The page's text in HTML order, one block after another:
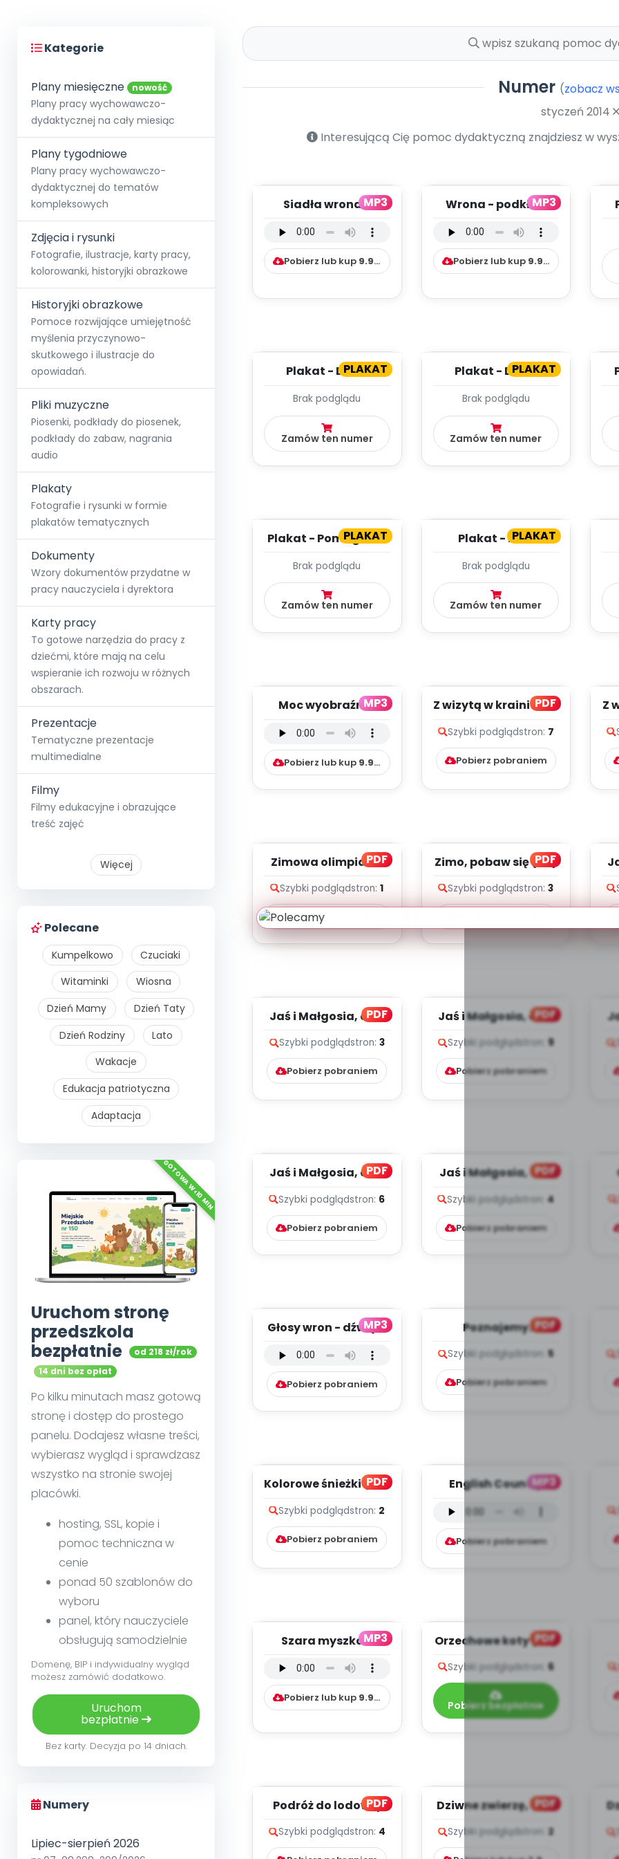
Kategorie
Plany miesięczne nowość
Plany pracy wychowawczo-
dydaktycznej na cały miesiąc
Plany tygodniowe
Plany pracy wychowawczo-
dydaktycznej do tematów
kompleksowych
Zdjęcia i rysunki
Fotografie, ilustracje, karty pracy,
kolorowanki, historyjki obrazkowe
Historyjki obrazkowe
Pomoce rozwijające umiejętność
myślenia przyczynowo-
skutkowego i ilustracje do
opowiadań.
Pliki muzyczne
Piosenki, podkłady do piosenek,
podkłady do zabaw, nagrania
audio
Plakaty
Fotografie i rysunki w formie
plakatów tematycznych
Dokumenty
Wzory dokumentów przydatne w
pracy nauczyciela i dyrektora
Karty pracy
To gotowe narzędzia do pracy z
dziećmi, które mają na celu
wspieranie ich rozwoju w różnych
obszarach.
Prezentacje
Tematyczne prezentacje
multimedialne
Filmy
Filmy edukacyjne i obrazujące
treść zajęć
Więcej
Polecane
Kumpelkowo
Czuciaki
Witaminki
Wiosna
Dzień Mamy
Dzień Taty
Dzień Rodziny
Lato
Wakacje
Edukacja patriotyczna
Adaptacja
Uruchom stronę
przedszkola
bezpłatnie
od 218 zł/rok
14 dni bez opłat
Po kilku minutach masz gotową
stronę i dostęp do prostego
panelu. Dodajesz własne treści,
wybierasz wygląd i sprawdzasz
wszystko na stronie swojej
placówki.
hosting, SSL, kopie i
pomoc techniczna w
cenie
ponad 50 szablonów do
wyboru
panel, który nauczyciele
obsługują samodzielnie
Domenę, BIP i indywidualny wygląd
możesz zamówić dodatkowo.
Uruchom
bezpłatnie
Bez karty. Decyzja po 14 dniach.
Numery
Lipiec-sierpień 2026
Numer (zobacz
styczeń 2014
Interesującą Cię pomoc dydaktyczną znajdziesz w
MP3
Siadła wrona -
Pobierz lub kup 9.99 zł
MP3
Wrona - podkład
Pobierz lub kup 9.99 zł
PLAKAT
Plakat - Dzień
Internetu
Brak podglądu
Zamów ten numer
PLAKAT
Plakat - Dzień
Brak podglądu
Zamów ten numer
PLAKAT
Plakat - Pomagamy
Brak podglądu
Zamów ten numer
PLAKAT
Plakat - Mali
Brak podglądu
Zamów ten numer
MP3
Moc wyobraźni -
Pobierz lub kup 9.99 zł
PDF
Z wizytą w krainie, cz.
Szybki podglądstron: 7
Pobierz pobraniem
Z
PDF
Zimowa olimpiada
Szybki podglądstron:1
Pobierz lub kup
PDF
Zimo, pobaw się (PD)
Szybki podglądstron:3
PDF
Jaś i Małgosia, cz. 5
Szybki podglądstron: 3
Pobierz pobraniem
PDF
Jaś i Małgosia, cz. 4
Szybki podgląd stron: 9
Pobierz pobraniem
PDF
Jaś i Małgosia, cz. 2
Szybki podglądstron: 6
Pobierz pobraniem
PDF
Jaś i Małgosia, cz. 1
Szybki podglądstron:4
Pobierz pobraniem
MP3
Głosy wron - dźwięki
Pobierz pobraniem
PDF
Poznajemy
Szybki podglądstron: 5
Pobierz pobraniem
PDF
Kolorowe śnieżki (PD)
Szybki podglądstron: 2
Pobierz pobraniem
MP3
English Country
instrumentalna (PD,
Pobierz pobraniem
MP3
Szara myszka -
Pobierz lub kup 9.99 zł
PDF
Orzechowe koty (PD)
Szybki podglądstron: 6
Pobierz bezpłatnie
PDF
Podróż do lodowej
Szybki podglądstron: 4
PDF
Dziwne zwierzę, cz. 2
Szybki podgląd stron: 2